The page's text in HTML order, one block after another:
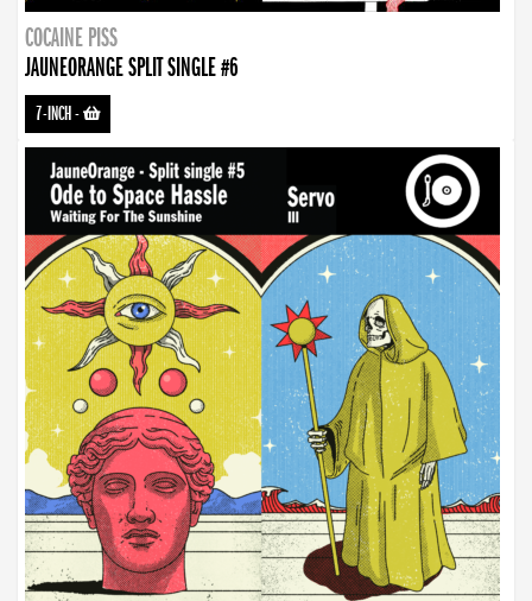
COCAINE PISS
JAUNEORANGE SPLIT SINGLE #6
7-INCH-